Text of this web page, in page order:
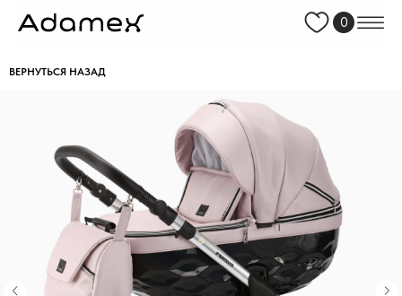
0
ВЕРНУТЬСЯ НАЗАД